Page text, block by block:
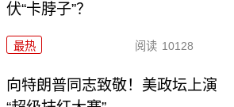
伏“卡脖子”？
最热 阅读 10128
向特朗普同志致敬！美政坛上演